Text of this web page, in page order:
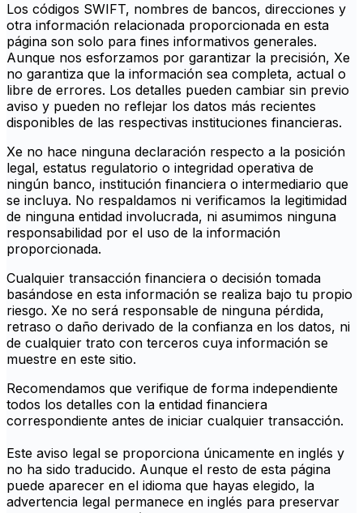
Los códigos SWIFT, nombres de bancos, direcciones y
otra información relacionada proporcionada en esta
página son solo para fines informativos generales.
Aunque nos esforzamos por garantizar la precisión, Xe
no garantiza que la información sea completa, actual o
libre de errores. Los detalles pueden cambiar sin previo
aviso y pueden no reflejar los datos más recientes
disponibles de las respectivas instituciones financieras.
Xe no hace ninguna declaración respecto a la posición
legal, estatus regulatorio o integridad operativa de
ningún banco, institución financiera o intermediario que
se incluya. No respaldamos ni verificamos la legitimidad
de ninguna entidad involucrada, ni asumimos ninguna
responsabilidad por el uso de la información
proporcionada.
Cualquier transacción financiera o decisión tomada
basándose en esta información se realiza bajo tu propio
riesgo. Xe no será responsable de ninguna pérdida,
retraso o daño derivado de la confianza en los datos, ni
de cualquier trato con terceros cuya información se
muestre en este sitio.
Recomendamos que verifique de forma independiente
todos los detalles con la entidad financiera
correspondiente antes de iniciar cualquier transacción.
Este aviso legal se proporciona únicamente en inglés y
no ha sido traducido. Aunque el resto de esta página
puede aparecer en el idioma que hayas elegido, la
advertencia legal permanece en inglés para preservar